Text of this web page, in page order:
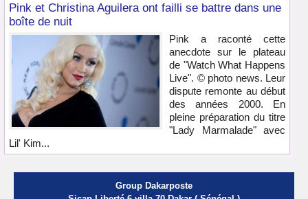
Pink et Christina Aguilera ont failli se battre dans une
boîte de nuit
Pink a raconté cette
anecdote sur le plateau
de "Watch What Happens
Live". © photo news. Leur
dispute remonte au début
des années 2000. En
pleine préparation du titre
"Lady Marmalade" avec
Lil' Kim...
Group Dakarposte